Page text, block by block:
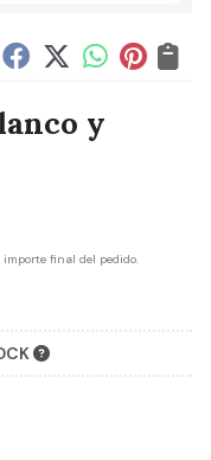
y
final del pedido.